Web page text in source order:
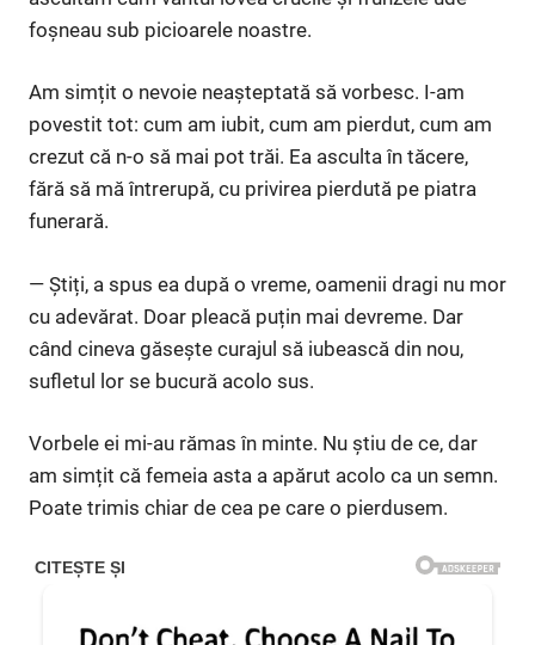
foșneau sub picioarele noastre.
Am simțit o nevoie neașteptată să vorbesc. I-am
povestit tot: cum am iubit, cum am pierdut, cum am
crezut că n-o să mai pot trăi. Ea asculta în tăcere,
fără să mă întrerupă, cu privirea pierdută pe piatra
funerară.
— Știți, a spus ea după o vreme, oamenii dragi nu mor
cu adevărat. Doar pleacă puțin mai devreme. Dar
când cineva găsește curajul să iubească din nou,
sufletul lor se bucură acolo sus.
Vorbele ei mi-au rămas în minte. Nu știu de ce, dar
am simțit că femeia asta a apărut acolo ca un semn.
Poate trimis chiar de cea pe care o pierdusem.